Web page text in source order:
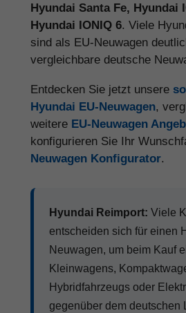
Hyundai Santa Fe, Hyundai
Hyundai IONIQ 6. Viele
sind als EU-Neuwagen
vergleichbare deutsche
Entdecken Sie jetzt unsere
Hyundai EU-Neuwagen,
weitere EU-Neuwagen
konfigurieren Sie Ihr
Neuwagen Konfigurator.
Hyundai Reimport: Viele
entscheiden sich für einen
Neuwagen, um beim Kauf
Kleinwagens,
Hybridfahrzeugs oder
gegenüber dem deutschen